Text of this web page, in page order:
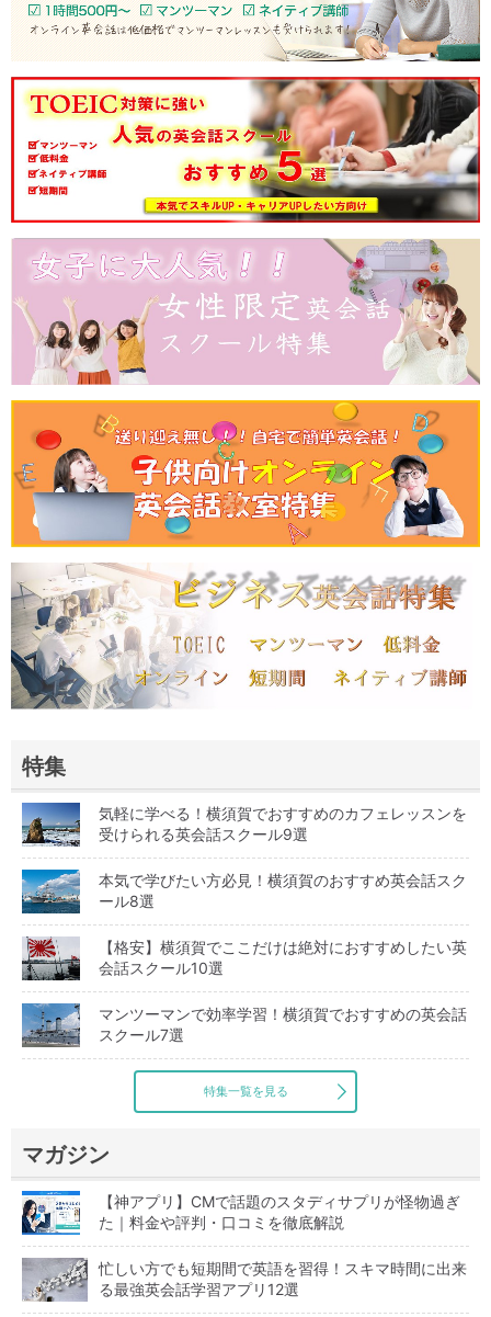
特集
気軽に学べる！横須賀でおすすめのカフェレッスンを
受けられる英会話スクール9選
本気で学びたい方必見！横須賀のおすすめ英会話スク
ール8選
【格安】横須賀でここだけは絶対におすすめしたい英
会話スクール10選
マンツーマンで効率学習！横須賀でおすすめの英会話
スクール7選
特集一覧を見る
マガジン
【神アプリ】CMで話題のスタディサプリが怪物過ぎ
た｜料金や評判・口コミを徹底解説
忙しい方でも短期間で英語を習得！スキマ時間に出来
る最強英会話学習アプリ12選